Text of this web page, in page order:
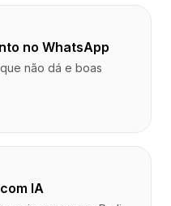
no WhatsApp
não dá e boas
IA